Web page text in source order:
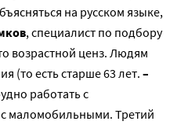
на русском языке,
, специалист по подбору
возрастной ценз. Людям
(то есть старше 63 лет. –
работать с
маломобильными. Третий